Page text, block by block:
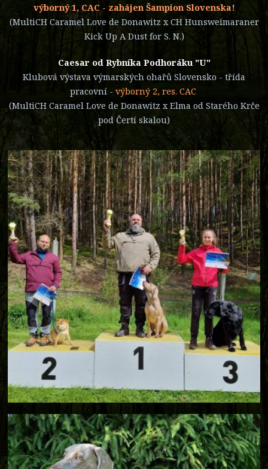
výborný 1, CAC - zahájen Šampion Slovenska!
(MultiCH Caramel Love de Donawitz x CH Hunsweimaraner
Kick Up A Dust for S. N.)
Caesar od Rybníka Podhoráku "U"
Klubová výstava výmarských ohařů Slovensko - třída
pracovní - výborný 2, res. CAC
(MultiCH Caramel Love de Donawitz x Elma od Starého Krče
pod Čertí skalou)